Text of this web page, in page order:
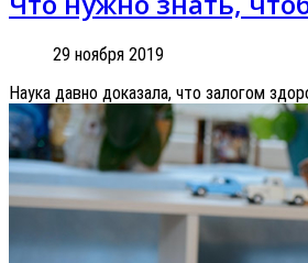
29 ноября 2019
Наука давно доказала, что залогом